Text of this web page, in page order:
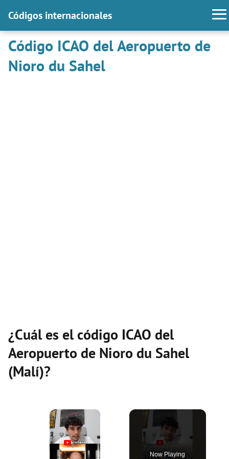
Códigos internacionales
Código ICAO del Aeropuerto de
Nioro du Sahel
¿Cuál es el código ICAO del
Aeropuerto de Nioro du Sahel
(Malí)?
×
Now Playing